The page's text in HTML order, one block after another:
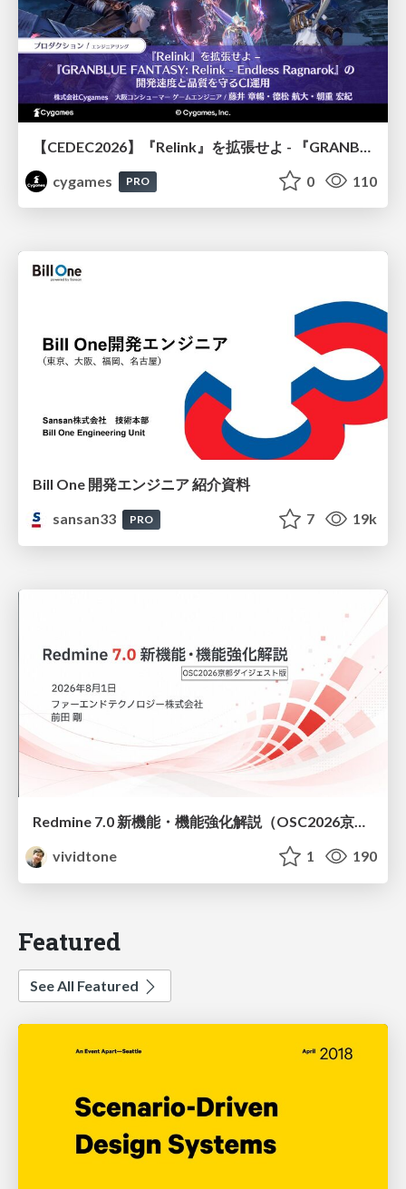
cygames
PRO 0 110
Bill One 開発エンジニア 紹介資料
sansan33
PRO 7 19k
Redmine 7.0 新機能・機能強化解説（OSC2026京都ダイジェスト版）
vividtone
1 190
Featured
See All Featured